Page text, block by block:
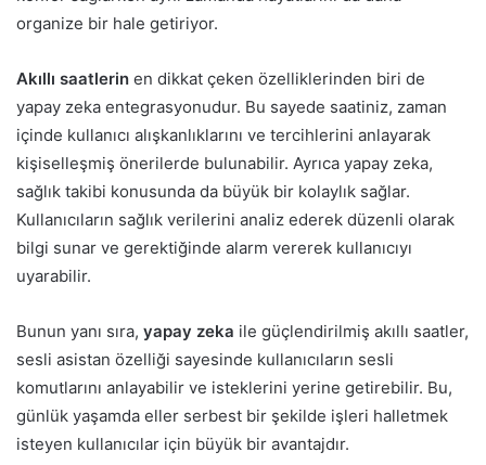
organize bir hale getiriyor.
Akıllı saatlerin en dikkat çeken özelliklerinden biri de
yapay zeka entegrasyonudur. Bu sayede saatiniz, zaman
içinde kullanıcı alışkanlıklarını ve tercihlerini anlayarak
kişiselleşmiş önerilerde bulunabilir. Ayrıca yapay zeka,
sağlık takibi konusunda da büyük bir kolaylık sağlar.
Kullanıcıların sağlık verilerini analiz ederek düzenli olarak
bilgi sunar ve gerektiğinde alarm vererek kullanıcıyı
uyarabilir.
Bunun yanı sıra, yapay zeka ile güçlendirilmiş akıllı saatler,
sesli asistan özelliği sayesinde kullanıcıların sesli
komutlarını anlayabilir ve isteklerini yerine getirebilir. Bu,
günlük yaşamda eller serbest bir şekilde işleri halletmek
isteyen kullanıcılar için büyük bir avantajdır.